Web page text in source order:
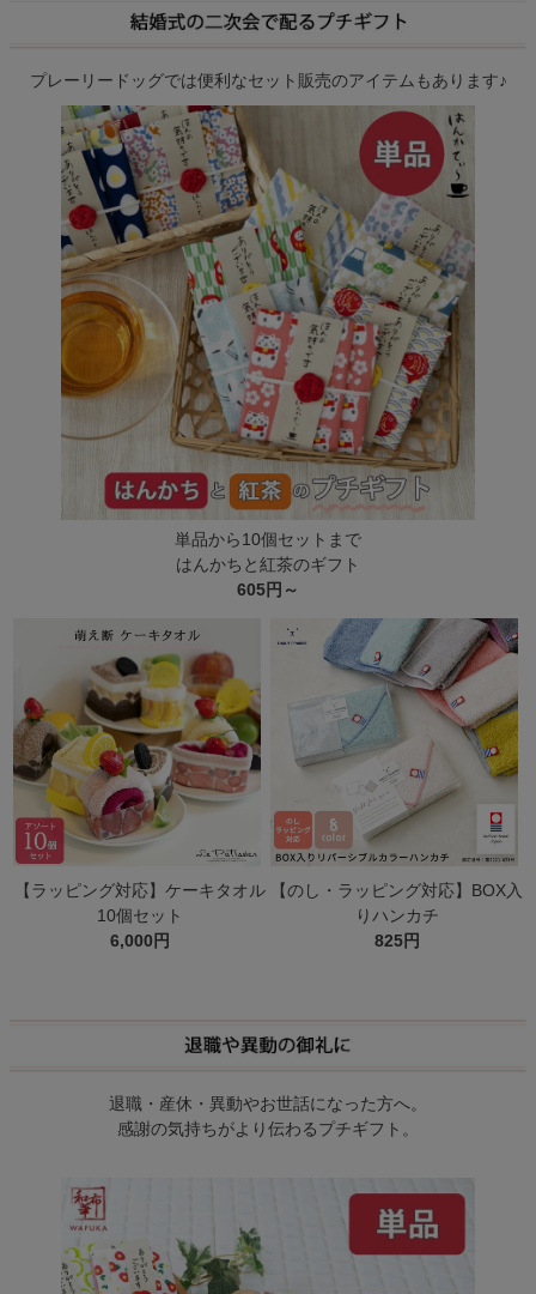
プレーリードッグでは便利なセット販売のアイテムもあります♪
単品から10個セットまで
はんかちと紅茶のギフト
605円～
【ラッピング対応】ケーキタオル
10個セット
6,000円
【のし・ラッピング対応】BOX入
りハンカチ
825円
退職・産休・異動やお世話になった方へ。
感謝の気持ちがより伝わるプチギフト。